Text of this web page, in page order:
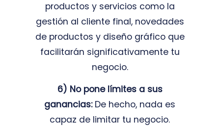
productos y servicios como la
gestión al cliente final, novedades
de productos y diseño gráfico que
facilitarán significativamente tu
negocio.
6) No pone límites a sus
ganancias: De hecho, nada es
capaz de limitar tu negocio.